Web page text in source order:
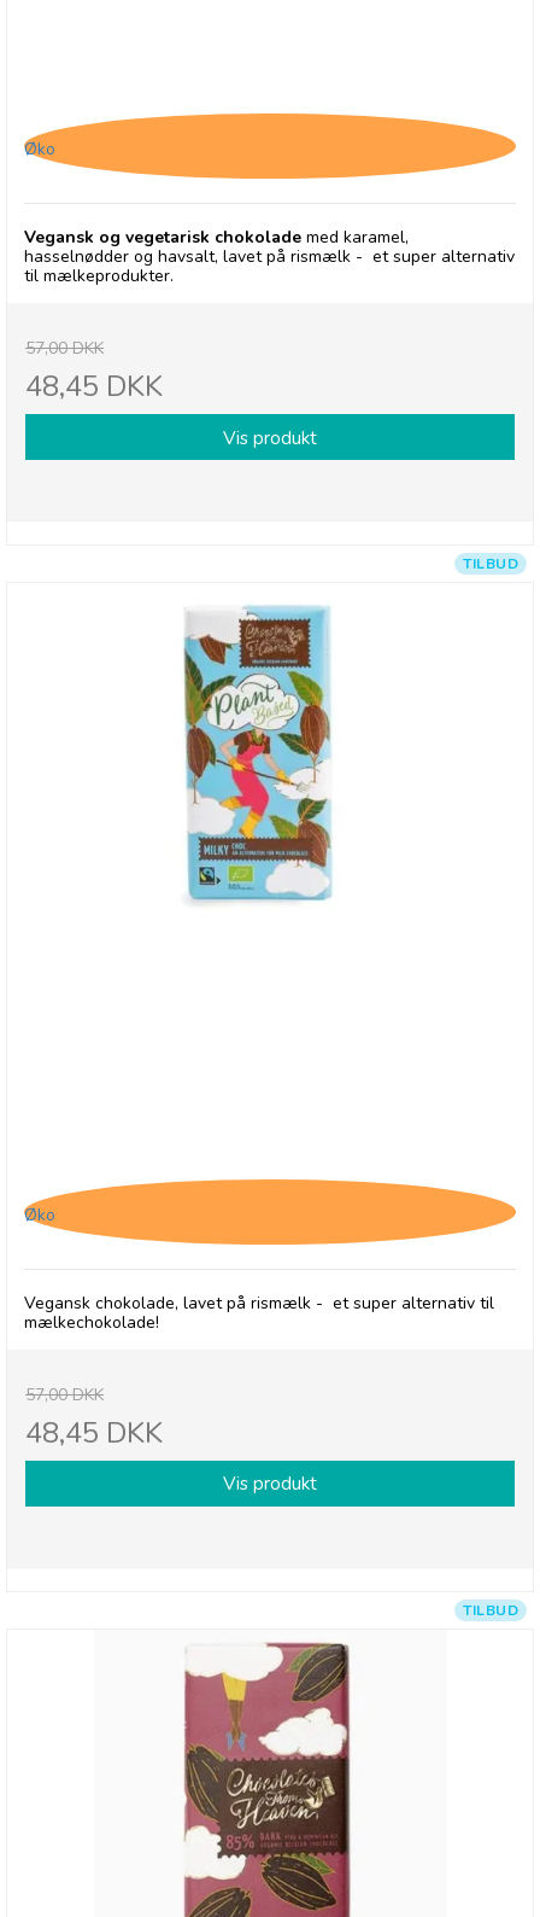
Øko
Vegansk og vegetarisk chokolade med karamel,
hasselnødder og havsalt, lavet på rismælk - et super alternativ
til mælkeprodukter.
57,00 DKK
48,45 DKK
Vis produkt
TILBUD
Øko
Vegansk chokolade, lavet på rismælk - et super alternativ til
mælkechokolade!
57,00 DKK
48,45 DKK
Vis produkt
TILBUD